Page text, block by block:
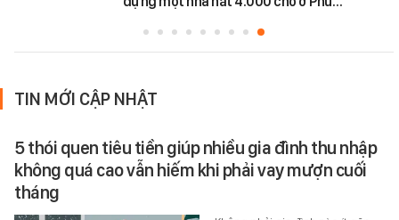
TIN MỚI CẬP NHẬT
5 thói quen tiêu tiền giúp nhiều gia đình thu nhập
không quá cao vẫn hiếm khi phải vay mượn cuối
tháng